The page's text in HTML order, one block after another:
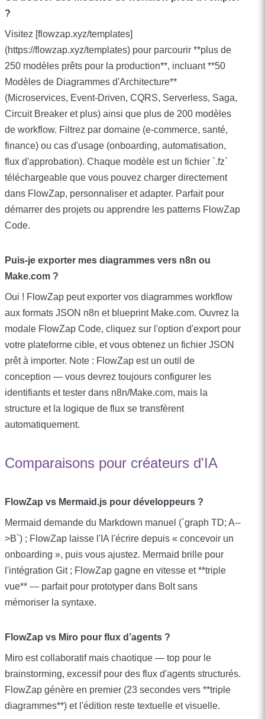
?
Visitez [flowzap.xyz/templates]
(https://flowzap.xyz/templates) pour parcourir **plus de
250 modèles prêts pour la production**, incluant **50
Modèles de Diagrammes d'Architecture**
(Microservices, Event-Driven, CQRS, Serverless, Saga,
Circuit Breaker et plus) ainsi que plus de 200 modèles
de workflow. Filtrez par domaine (e-commerce, santé,
finance) ou cas d'usage (onboarding, automatisation,
flux d'approbation). Chaque modèle est un fichier `.fz`
téléchargeable que vous pouvez charger directement
dans FlowZap, personnaliser et adapter. Parfait pour
démarrer des projets ou apprendre les patterns FlowZap
Code.
Puis-je exporter mes diagrammes vers n8n ou
Make.com ?
Oui ! FlowZap peut exporter vos diagrammes workflow
aux formats JSON n8n et blueprint Make.com. Ouvrez la
modale FlowZap Code, cliquez sur l'option d'export pour
votre plateforme cible, et vous obtenez un fichier JSON
prêt à importer. Note : FlowZap est un outil de
conception — vous devrez toujours configurer les
identifiants et tester dans n8n/Make.com, mais la
structure et la logique de flux se transfèrent
automatiquement.
Comparaisons pour créateurs d'IA
FlowZap vs Mermaid.js pour développeurs ?
Mermaid demande du Markdown manuel (`graph TD; A--
>B`) ; FlowZap laisse l'IA l'écrire depuis « concevoir un
onboarding », puis vous ajustez. Mermaid brille pour
l'intégration Git ; FlowZap gagne en vitesse et **triple
vue** — parfait pour prototyper dans Bolt sans
mémoriser la syntaxe.
FlowZap vs Miro pour flux d’agents ?
Miro est collaboratif mais chaotique — top pour le
brainstorming, excessif pour des flux d'agents structurés.
FlowZap génère en premier (23 secondes vers **triple
diagrammes**) et l'édition reste textuelle et visuelle.